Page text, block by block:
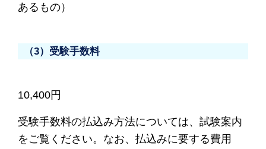
あるもの）
（3）受験手数料
10,400円
受験手数料の払込み方法については、試験案内
をご覧ください。なお、払込みに要する費用